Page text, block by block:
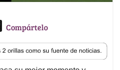
T
r
e
Compártelo